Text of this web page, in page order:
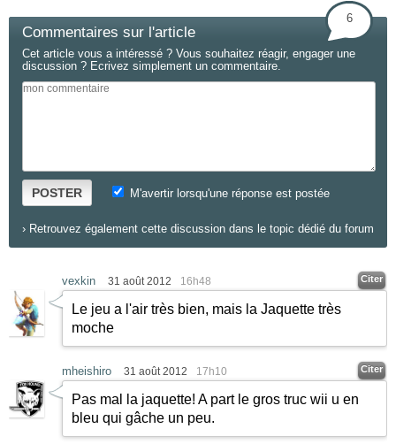
Commentaires sur l'article
6
Cet article vous a intéressé ? Vous souhaitez réagir, engager une
discussion ? Ecrivez simplement un commentaire.
POSTER M'avertir lorsqu'une réponse est postée
› Retrouvez également cette discussion dans le topic dédié du forum
vexkin 31 août 2012 16h48 Citer
Le jeu a l'air très bien, mais la Jaquette très
moche
mheishiro 31 août 2012 17h10 Citer
Pas mal la jaquette! A part le gros truc wii u en
bleu qui gâche un peu.